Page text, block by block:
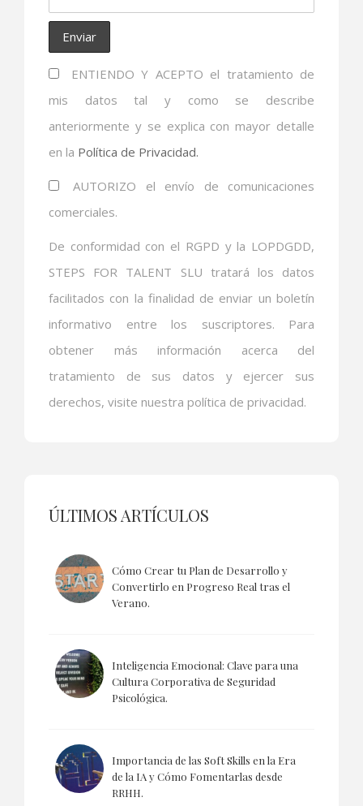
ENTIENDO Y ACEPTO el tratamiento de
mis datos tal y como se describe
anteriormente y se explica con mayor detalle
en la Política de Privacidad.
AUTORIZO el envío de comunicaciones
comerciales.
De conformidad con el RGPD y la LOPDGDD,
STEPS FOR TALENT SLU tratará los datos
facilitados con la finalidad de enviar un boletín
informativo entre los suscriptores. Para
obtener más información acerca del
tratamiento de sus datos y ejercer sus
derechos, visite nuestra política de privacidad.
ÚLTIMOS ARTÍCULOS
Cómo Crear tu Plan de Desarrollo y
Convertirlo en Progreso Real tras el
Verano.
Inteligencia Emocional: Clave para una
Cultura Corporativa de Seguridad
Psicológica.
Importancia de las Soft Skills en la Era
de la IA y Cómo Fomentarlas desde
RRHH.